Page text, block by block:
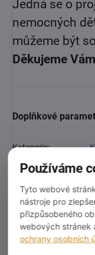
Jedná se o
nemocných
můžeme být
Děkujeme
Doplňkové
Kategorie:
EAN :
Video
Používáme
Tyto webové
nástroje pro
přizpůsobeného
webových stránek
ochrany osobních